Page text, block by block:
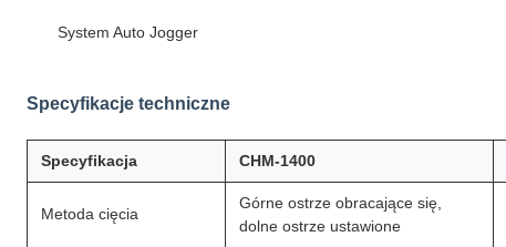
System Auto Jogger
Specyfikacje techniczne
Specyfikacja CHM-1400
Metoda cięcia
Górne ostrze obracające się,
dolne ostrze ustawione